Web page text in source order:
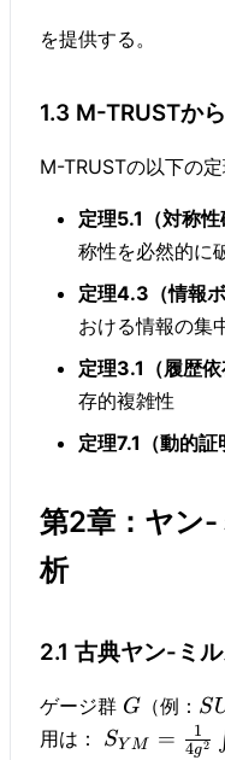
を提供する。
1.3 M-TRUSTか
M-TRUSTの以下の
定理5.1（対称性
称性を必然的に
定理4.3（情報
おける情報の集
定理3.1（履歴依
存的複雑性
定理7.1（動的証
第2章：ヤン-
析
2.1 古典ヤン-ミ
ゲージ群 G （例： S
用は：
SY M = 4g2
1